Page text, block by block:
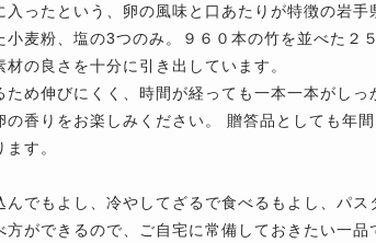
入ったという、卵の風味と口あたりが特徴の岩
小麦粉、塩の3つのみ。９６０本の竹を並べた２
の良さを十分に引き出しています。
ため伸びにくく、時間が経っても一本一本がし
の香りをお楽しみください。 贈答品としても年
す。
んでもよし、冷やしてざるで食べるもよし、パス
方ができるので、ご自宅に常備しておきたい一品